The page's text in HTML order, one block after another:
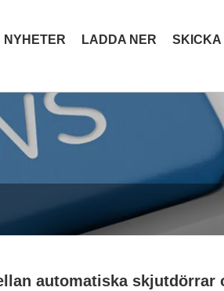
NYHETER LADDA NER SKICKA
automatiska skjutdörrar